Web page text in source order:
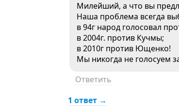
Милейший, а что вы
Наша проблема всегда
в 94г народ голосовал
в 2004г. против Кучмы;
в 2010г против Ющенко!
Мы никогда не голосуем
Ответить
1 ответ →